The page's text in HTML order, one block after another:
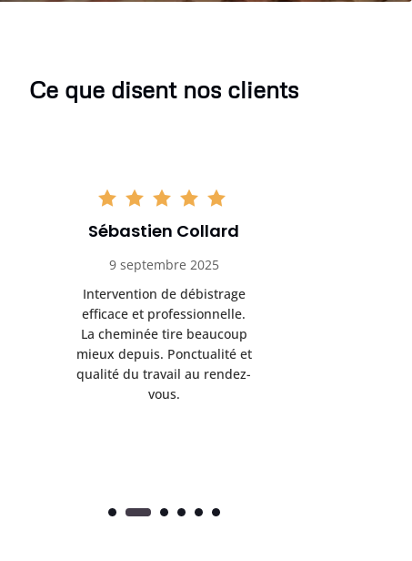
Ce que disent nos clients
Sébastien Collard
9 septembre 2025
Intervention de débistrage
efficace et professionnelle.
La cheminée tire beaucoup
mieux depuis. Ponctualité et
qualité du travail au rendez-
vous.